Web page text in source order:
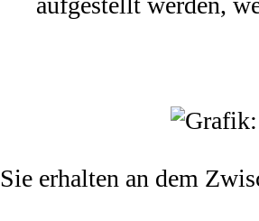
Sie erhalten an dem